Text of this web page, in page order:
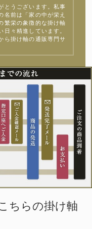
とうございます。私事
名前は「家の中が栄え
繁栄の象徴的な掛け軸
日々精進しています。
ら掛け軸の通販専門サ
ちらの掛け軸